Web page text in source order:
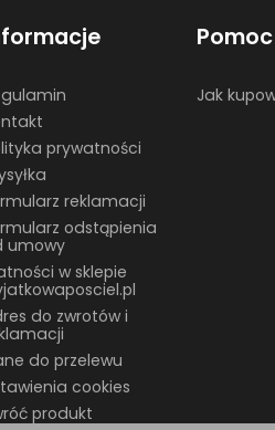
prywatności
reklamacji
odstąpienia
umowy
w sklepie
do zwrotów i
do przelewu
cookies
produkt
Pomoc
Jak